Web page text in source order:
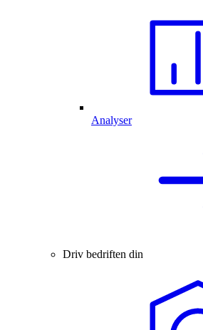
Analyser
Driv bedriften din